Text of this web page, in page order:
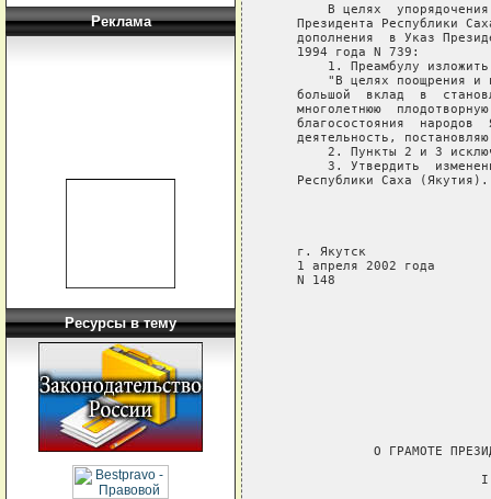
Реклама
Ресурсы в тему
В целях
Президента Республики
дополнения  в Указ
   1994 года N 739:
1. Преамбулу
"В целях поощрения и
большой  вклад  в
многолетнюю
благосостояния  народов
деятельность,
2. Пункты 2 и 3
3. Утвердить
   Республики Саха (Якутия).
   г. Якутск
   1 апреля 2002 года
   N 148
О ГРАМОТЕ